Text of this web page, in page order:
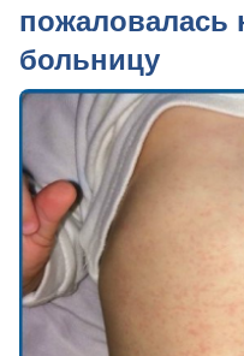
пожаловалась
больницу